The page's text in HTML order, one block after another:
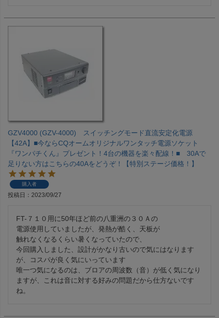
GZV4000 (GZV-4000) スイッチングモード直流安定化電源
【42A】■今ならCQオームオリジナルワンタッチ電源ソケット
『ワンパチくん』プレゼント！4台の機器を楽々配線！■ 30Aで
足りない方はこちらの40Aをどうぞ！【特別ステージ価格！】
購入者
投稿日 2023/09/27
FT-７１０用に50年ほど前の八重洲の３０Ａの
電源使用していましたが、発熱が酷く、天板が
触れなくなるくらい暑くなっていたので、
今回購入しました、設計がかなり古いので気にはなります
が、コスパが良く気にいっています
唯一つ気になるのは、ブロアの周波数（音）が低く気になり
ますが、これは音に対する好みの問題だから仕方ないです